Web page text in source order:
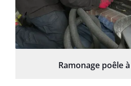
Ramonage poêle